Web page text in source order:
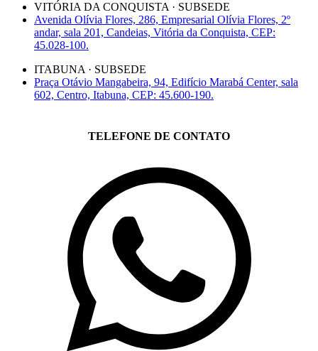
VITÓRIA DA CONQUISTA · SUBSEDE
Avenida Olívia Flores, 286, Empresarial Olívia Flores, 2º
andar, sala 201, Candeias, Vitória da Conquista, CEP:
45.028-100.
ITABUNA · SUBSEDE
Praça Otávio Mangabeira, 94, Edifício Marabá Center, sala
602, Centro, Itabuna, CEP: 45.600-190.
TELEFONE DE CONTATO